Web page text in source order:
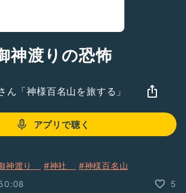
神渡りの恐怖
ん「神様百名山を旅する」
アプリで聴く
神渡り #神社
#神様百名山
5